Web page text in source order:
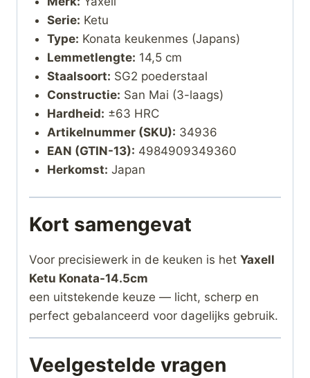
Serie: Ketu
Type: Konata keukenmes (Japans)
Lemmetlengte: 14,5 cm
Staalsoort: SG2 poederstaal
Constructie: San Mai (3-laags)
Hardheid: ±63 HRC
Artikelnummer (SKU): 34936
EAN (GTIN-13): 4984909349360
Herkomst: Japan
Kort samengevat
Voor precisiewerk in de keuken is het Yaxell
Ketu Konata-14.5cm
een uitstekende keuze — licht, scherp en
perfect gebalanceerd voor dagelijks gebruik.
Veelgestelde vragen